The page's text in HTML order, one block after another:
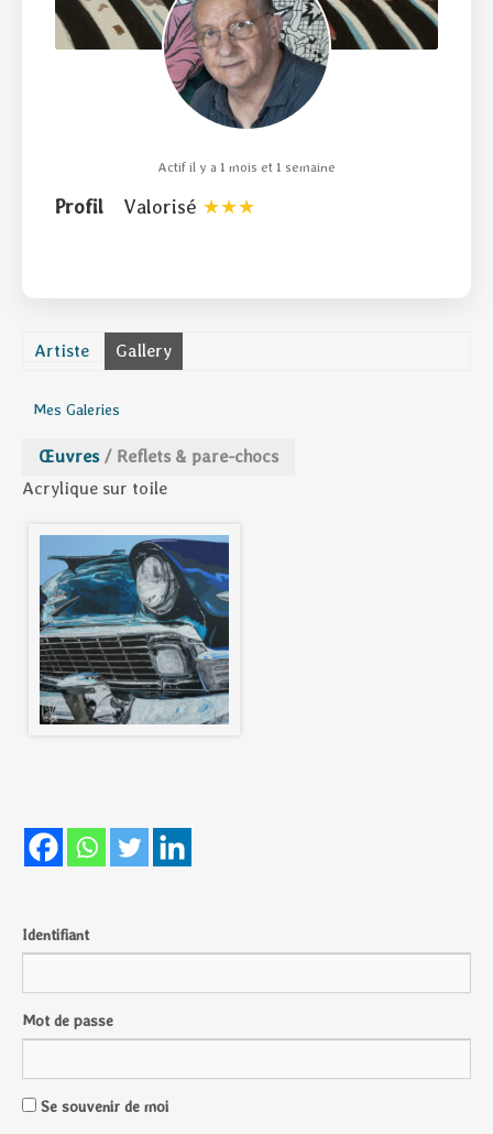
Actif il y a 1 mois et 1 semaine
Profil Valorisé
Artiste Gallery
Mes Galeries
Œuvres / Reflets & pare-chocs
Acrylique sur toile
Identifiant
Mot de passe
Se souvenir de moi